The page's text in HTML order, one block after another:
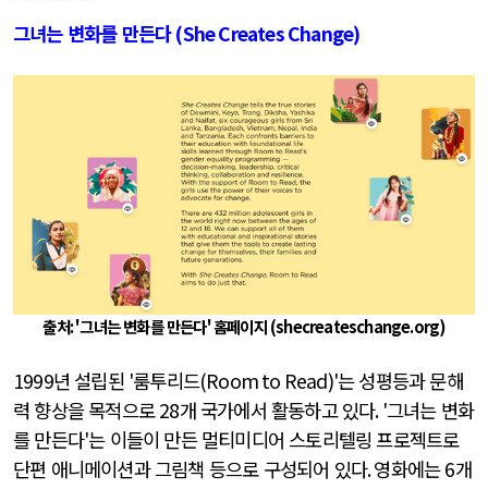
그녀는 변화를 만든다(She Creates Change)
출처: '그녀는 변화를 만든다'홈페이지(shecreateschange.org)
1999년 설립된 '룸투리드(Room to Read)'는 성평등과 문해
력 향상을 목적으로28개 국가에서 활동하고 있다. '그녀는 변화
를 만든다'는 이들이 만든 멀티미디어 스토리텔링 프로젝트로
단편 애니메이션과 그림책 등으로 구성되어 있다.영화에는6개